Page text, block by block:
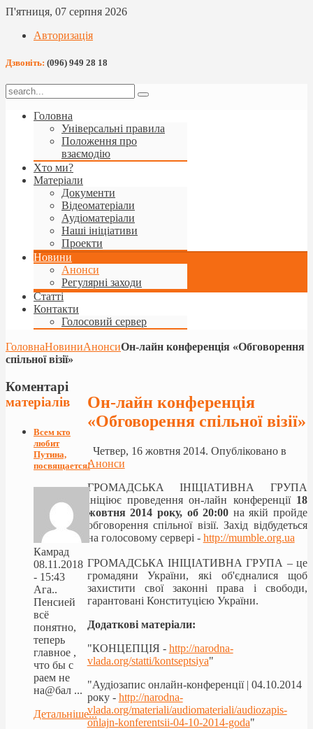
П'ятниця, 07 серпня 2026
Авторизація
Дзвоніть: (096) 949 28 18
Головна
Універсальні правила
Положення про
взаємодію
Хто ми?
Матеріали
Документи
Відеоматеріали
Аудіоматеріали
Наші ініціативи
Проекти
Новини
Анонси
Регулярні заходи
Статті
Контакти
Голосовий сервер
ГоловнаНовиниАнонсиОн-лайн конференція «Обговорення
спільної візії»
Он-лайн конференція
«Обговорення спільної візії»
Четвер, 16 жовтня 2014. Опубліковано в
Анонси
ГРОМАДСЬКА ІНІЦІАТИВНА ГРУПА
ініціює проведення он-лайн конференції 18
жовтня 2014 року, об 20:00 на якій пройде
обговорення спільної візії. Захід відбудеться
на голосовому сервері - http://mumble.org.ua
ГРОМАДСЬКА ІНІЦІАТИВНА ГРУПА – це
громадяни України, які об'єдналися щоб
захистити свої законні права і свободи,
гарантовані Конституцією України.
Додаткові матеріали:
"КОНЦЕПЦІЯ - http://narodna-
vlada.org/statti/kontseptsiya"
"Аудіозапис онлайн-конференції | 04.10.2014
року - http://narodna-
vlada.org/materiali/audiomateriali/audiozapis-
onlajn-konferentsii-04-10-2014-goda"
Коментарі
матеріалів
Всем кто
любит
Путина,
посвящается!
Камрад
08.11.2018
- 15:43
Ага..
Пенсией
всё
понятно,
теперь
главное ,
что бы с
раем не
на@бал ...
Детальніше...